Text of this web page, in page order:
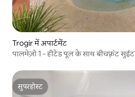
Trogir में अपार्टमेंट
पालमेज़ो 1 - हीटेड पूल के साथ बीचफ़्रंट सुईट
सुपरहोस्ट
सुपरहोस्ट